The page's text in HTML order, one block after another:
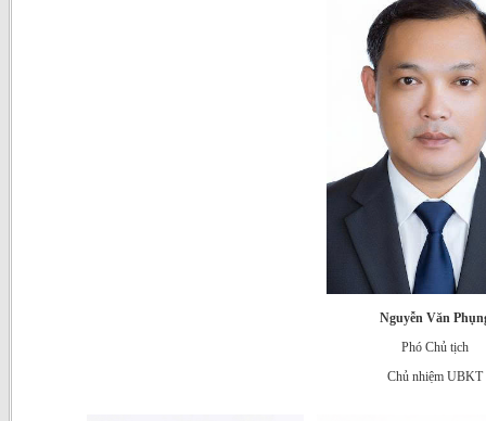
Nguyễn Văn
Phó Chủ tịch
Chủ nhiệm UBKT